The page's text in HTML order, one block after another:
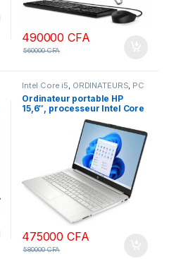
490000CFA
560000CFA
Intel Core i5 ORDINATEURS PC
Portables
Ordinateur portable HP
15,6″, processeur Intel Core
i5-1355U de 13e génération,
8 Go de RAM, SSD 512 Go,
écran antireflet FHD,
webcam, pavé numérique,
Wi-Fi, Bluetooth, HDMI,
Windows 11
475000CFA
580000CFA